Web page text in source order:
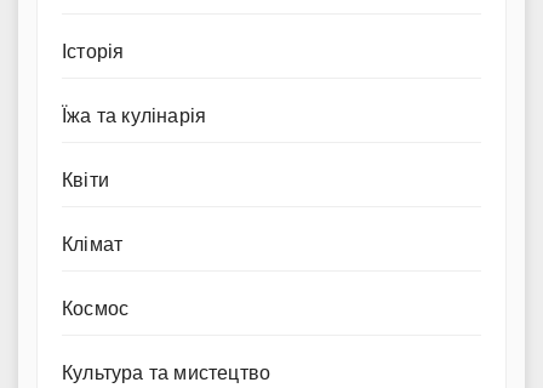
Історія
Їжа та кулінарія
Квіти
Клімат
Космос
Культура та мистецтво